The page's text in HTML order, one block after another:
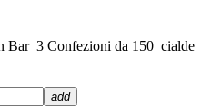
Bar 3 Confezioni da 150 cialde
add